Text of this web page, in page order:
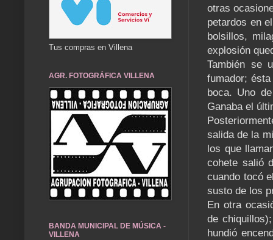
otras
petardos en
bolsillos,
explosión
También se
fumador;
boca. Uno
Ganaba el
salida de la
los que
cohete salió
cuando tocó
susto de los
En otra
de
hundió
Tus compras en Villena
AGR. FOTOGRÁFICA VILLENA
BANDA MUNICIPAL DE MÚSICA -
VILLENA